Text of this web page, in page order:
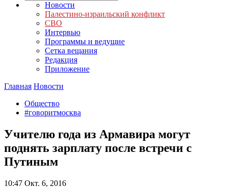
Новости
Палестино-израильский конфликт
СВО
Интервью
Программы и ведущие
Сетка вещания
Редакция
Приложение
Главная Новости
Общество
#говоритмосква
Учителю года из Армавира могут
поднять зарплату после встречи с
Путиным
10:47 Окт. 6, 2016